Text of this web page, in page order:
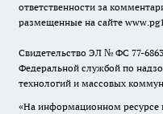
ответственности за
размещенные на сайте
Свидетельство ЭЛ № ФС 77-
Федеральной службой по
технологий и массовых
«На информационном ресурсе